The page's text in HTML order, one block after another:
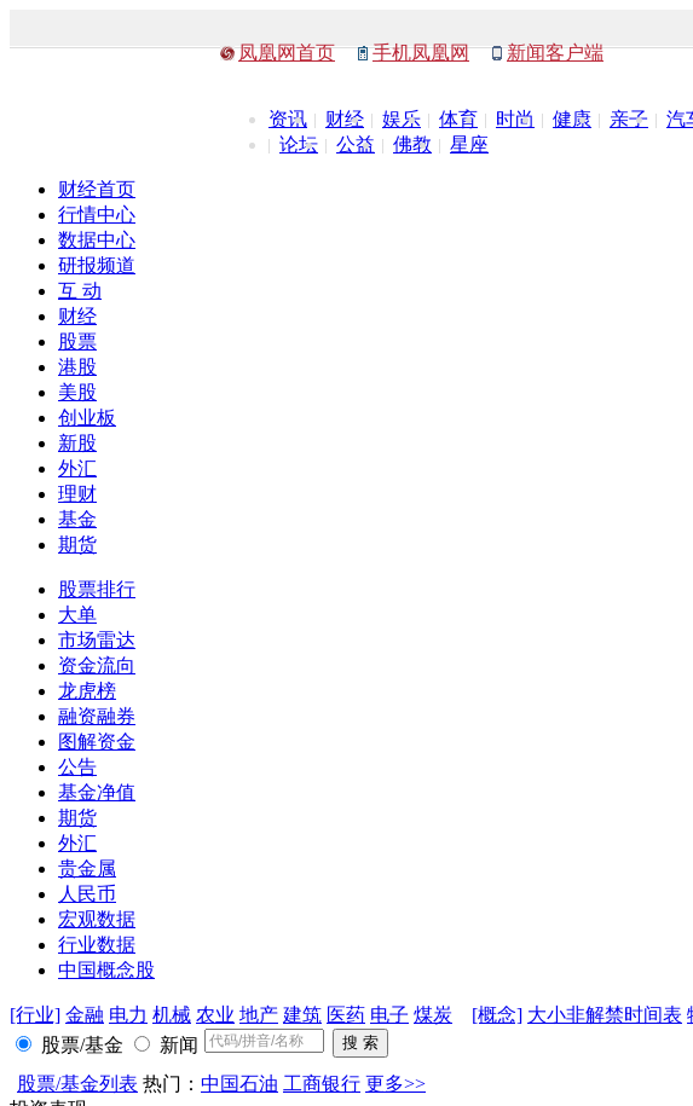
凤凰网首页 手机凤凰网 新闻客户端
资讯 财经 娱乐 体育 时尚 健康 亲子 汽
论坛
公益 佛教 星座
财经首页
行情中心
数据中心
研报频道
互 动
财经
股票
港股
美股
创业板
新股
外汇
理财
基金
期货
股票排行
大单
市场雷达
资金流向
龙虎榜
融资融券
图解资金
公告
基金净值
期货
外汇
贵金属
人民币
宏观数据
行业数据
中国概念股
[行业] 金融 电力 机械 农业 地产 建筑 医药 电子 煤炭 [概念] 大小非解禁时间表
股票/基金
新闻
股票/基金列表 热门： 中国石油 工商银行 更多>>